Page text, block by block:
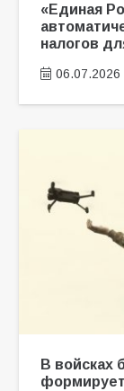
«Единая
налогов
06.07.2026
В войсках